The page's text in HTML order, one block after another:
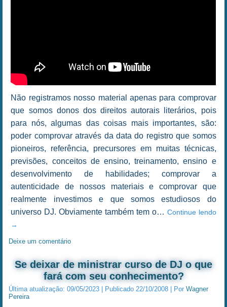
Não registramos nosso material apenas para comprovar
que somos donos dos direitos autorais literários, pois
para nós, algumas das coisas mais importantes, são:
poder comprovar através da data do registro que somos
pioneiros, referência, precursores em muitas técnicas,
previsões, conceitos de ensino, treinamento, ensino e
desenvolvimento de habilidades; comprovar a
autenticidade de nossos materiais e comprovar que
realmente investimos e que somos estudiosos do
universo DJ. Obviamente também tem o… Continue lendo
→
Deixe um comentário
Se deixar de ministrar curso de DJ o que
fará com seu conhecimento?
Última atualização: 09/05/2023 Publicado 22/10/2008 Por Wagner
Pereira